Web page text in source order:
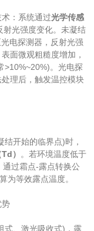
：系统通过​​光学传感
射光强度变化。未凝结
电探测器，反射光强
面微观粗糙度增加，
>10%~20%)。光电探
理后，触发温控模块
开始的临界点)时，
）​
​。若环境温度低于
过霜点-露点转换公
为等效露点温度。
、激光吸收式)，露